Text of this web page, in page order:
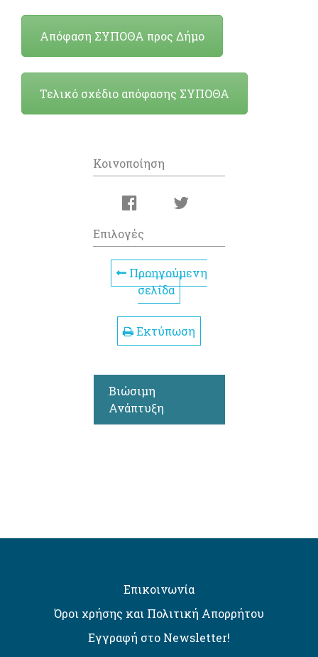
Απόφαση ΣΥΠΟΘΑ προς Δήμο
Τελικό σχέδιο απόφασης ΣΥΠΟΘΑ
Κοινοποίηση
Επιλογές
Προηγούμενη
σελίδα
Εκτύπωση
Βιώσιμη
Ανάπτυξη
Επικοινωνία
Όροι χρήσης και Πολιτική Απορρήτου
Εγγραφή στο Newsletter!